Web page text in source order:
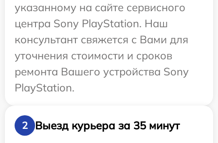
указанному на сайте сервисного
центра Sony PlayStation. Наш
консультант свяжется с Вами для
уточнения стоимости и сроков
ремонта Вашего устройства Sony
PlayStation.
2
Выезд курьера за 35 минут